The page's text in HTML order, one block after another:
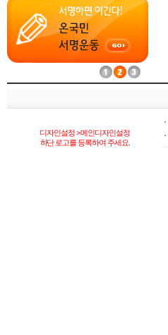
디자인설정 > 메인디자인설정
하단 로고를 등록하여 주세요.